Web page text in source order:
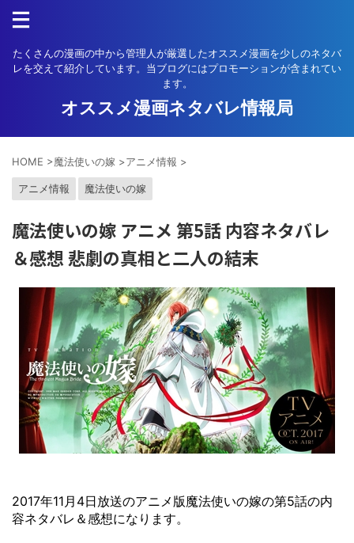
たくさんの漫画の中から管理人が厳選したオススメ漫画を少しのネタバ
レを交えて紹介しています。当ブログにはプロモーションが含まれてい
ます。
オススメ漫画ネタバレ情報局
HOME >魔法使いの嫁 >アニメ情報 >
アニメ情報 魔法使いの嫁
魔法使いの嫁 アニメ 第5話 内容ネタバレ
＆感想 悲劇の真相と二人の結末
2017年11月4日放送のアニメ版魔法使いの嫁の第5話の内
容ネタバレ＆感想になります。